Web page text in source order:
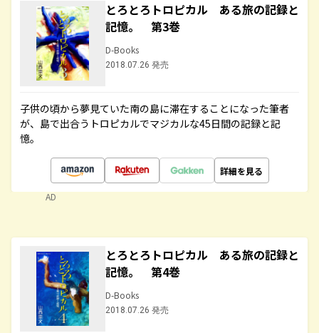
とろとろトロピカル ある旅の記録と
記憶。 第3巻
D-Books
2018.07.26 発売
子供の頃から夢見ていた南の島に滞在することになった筆者
が、島で出合うトロピカルでマジカルな45日間の記録と記
憶。
詳細を見る
AD
とろとろトロピカル ある旅の記録と
記憶。 第4巻
D-Books
2018.07.26 発売